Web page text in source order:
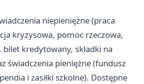
niepieniężne (praca
kryzysowa, pomoc rzeczowa,
bilet kredytowany, składki na
świadczenia pieniężne (fundusz
i zasiłki szkolne). Dostępne